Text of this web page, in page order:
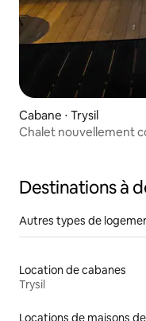
Cabane ⋅ Trysil
Chalet nouvellement
Destinations à
Autres types de
Location de cabanes
Trysil